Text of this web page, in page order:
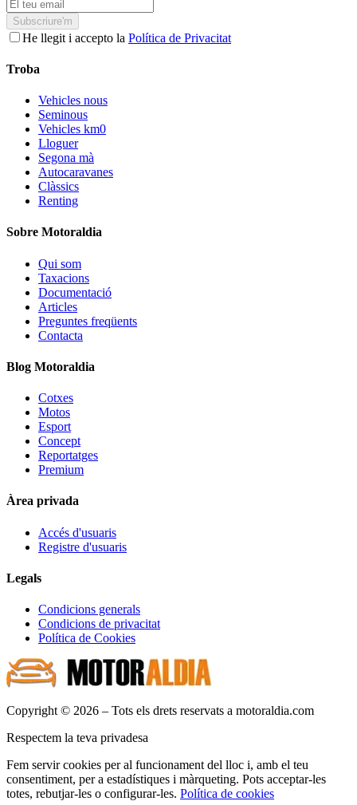
Subscriure'm
He llegit i accepto la Política de Privacitat
Troba
Vehicles nous
Seminous
Vehicles km0
Lloguer
Segona mà
Autocaravanes
Clàssics
Renting
Sobre Motoraldia
Qui som
Taxacions
Documentació
Articles
Preguntes freqüents
Contacta
Blog Motoraldia
Cotxes
Motos
Esport
Concept
Reportatges
Premium
Àrea privada
Accés d'usuaris
Registre d'usuaris
Legals
Condicions generals
Condicions de privacitat
Política de Cookies
Copyright © 2026 – Tots els drets reservats a motoraldia.com
Respectem la teva privadesa
Fem servir cookies per al funcionament del lloc i, amb el teu
consentiment, per a estadístiques i màrqueting. Pots acceptar-les
totes, rebutjar-les o configurar-les. Política de cookies